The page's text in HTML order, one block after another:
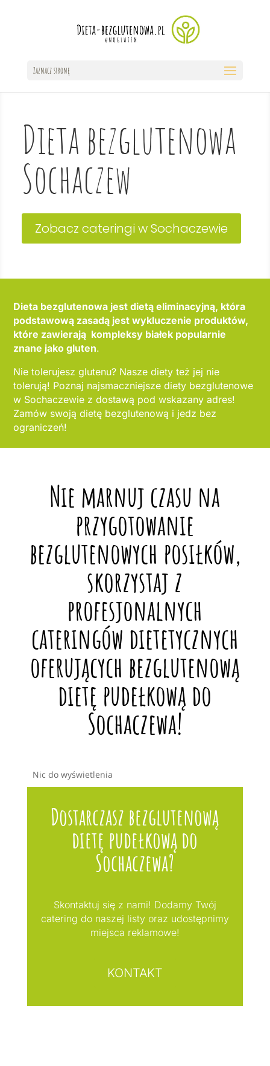
Zaznacz stronę
Dieta bezglutenowa
Sochaczew
Zobacz cateringi w Sochaczewie
Dieta bezglutenowa jest dietą eliminacyjną, która
podstawową zasadą jest wykluczenie produktów,
które zawierają kompleksy białek popularnie
znane jako gluten.
Nie tolerujesz glutenu? Nasze diety też jej nie
tolerują! Poznaj najsmaczniejsze diety bezglutenowe
w Sochaczewie z dostawą pod wskazany adres!
Zamów swoją dietę bezglutenową i jedz bez
ograniczeń!
Nie marnuj czasu na
przygotowanie
bezglutenowych posiłków,
skorzystaj z
profesjonalnych
cateringów dietetycznych
oferujących bezglutenową
dietę pudełkową do
Sochaczewa!
Nic do wyświetlenia
Dostarczasz bezglutenową
dietę pudełkową do
Sochaczewa?
Skontaktuj się z nami! Dodamy Twój
catering do naszej listy oraz udostępnimy
miejsca reklamowe!
KONTAKT